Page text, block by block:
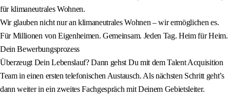
für klimaneutrales Wohnen.
Wir glauben nicht nur an klimaneutrales Wohnen – wir ermöglichen es.
Für Millionen von Eigenheimen. Gemeinsam. Jeden Tag. Heim für Heim.
Dein Bewerbungsprozess
Überzeugt Dein Lebenslauf? Dann gehst Du mit dem Talent Acquisition
Team in einen ersten telefonischen Austausch. Als nächsten Schritt geht’s
dann weiter in ein zweites Fachgespräch mit Deinem Gebietsleiter.